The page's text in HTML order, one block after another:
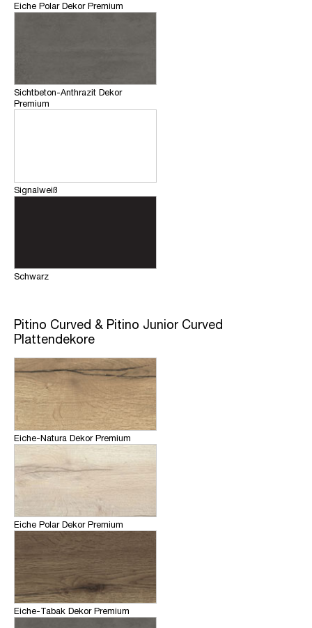
Eiche Polar Dekor Premium
Sichtbeton-Anthrazit Dekor
Premium
Signalweiß
Schwarz
Pitino Curved & Pitino Junior Curved
Plattendekore
Eiche-Natura Dekor Premium
Eiche Polar Dekor Premium
Eiche-Tabak Dekor Premium